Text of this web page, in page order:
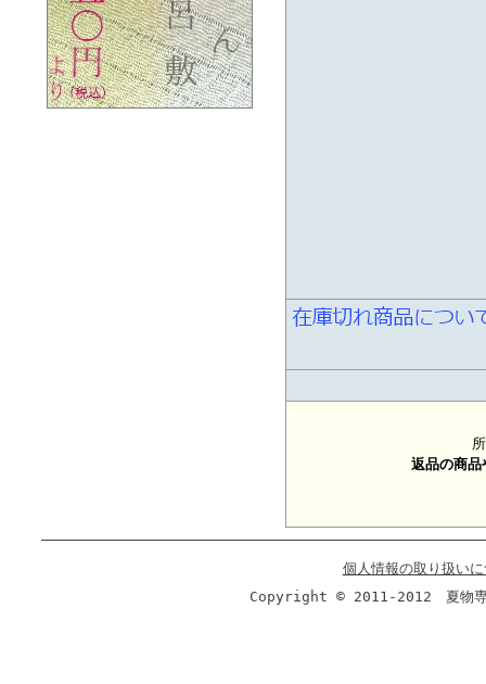
返品の商品
個人情報の取り扱い
Copyright © 2011-2012 夏物